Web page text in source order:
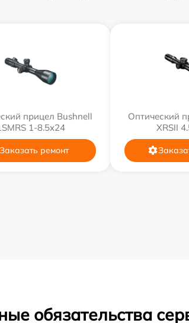
прицел Bushnell
1-8.5x24
Заказать ремонт
Оптический
XRSII
обязательства